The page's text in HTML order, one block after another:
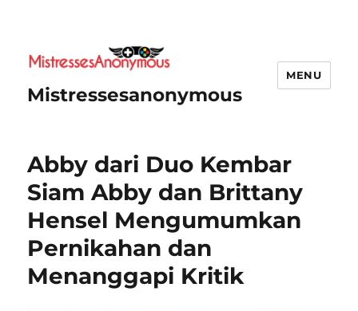
Mistressesanonymous
MENU
Abby dari Duo Kembar
Siam Abby dan Brittany
Hensel Mengumumkan
Pernikahan dan
Menanggapi Kritik